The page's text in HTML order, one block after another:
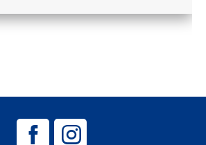
BAG EJSA